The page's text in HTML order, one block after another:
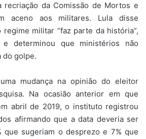
recriação da Comissão de Mortos e
aceno aos militares. Lula disse
militar “faz parte da história”,
e determinou que ministérios não
do golpe.
mudança na opinião do eleitor
Na ocasião anterior em que
abril de 2019, o instituto registrou
afirmando que a data deveria ser
que sugeriam o desprezo e 7% que